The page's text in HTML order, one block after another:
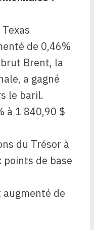
de 0,46%
Brent, la
a gagné
le baril.
à 1 840,90 $
du Trésor à
points de base
de